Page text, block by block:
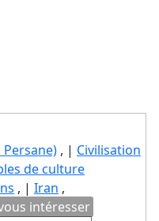
, | Civilisation
de culture
, | Iran ,
intéresser